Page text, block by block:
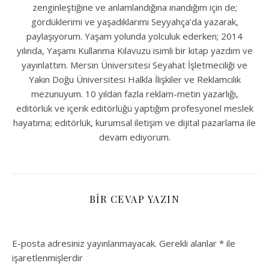
zenginleştiğine ve anlamlandığına inandığım için de;
gördüklerimi ve yaşadıklarımı Seyyahça’da yazarak,
paylaşıyorum. Yaşam yolunda yolculuk ederken; 2014
yılında, Yaşamı Kullanma Kılavuzu isimli bir kitap yazdım ve
yayınlattım. Mersin Üniversitesi Seyahat İşletmeciliği ve
Yakın Doğu Üniversitesi Halkla İlişkiler ve Reklamcılık
mezunuyum. 10 yıldan fazla reklam-metin yazarlığı,
editörlük ve içerik editörlüğü yaptığım profesyonel meslek
hayatıma; editörlük, kurumsal iletişim ve dijital pazarlama ile
devam ediyorum.
BIR CEVAP YAZIN
E-posta adresiniz yayınlanmayacak. Gerekli alanlar * ile
işaretlenmişlerdir